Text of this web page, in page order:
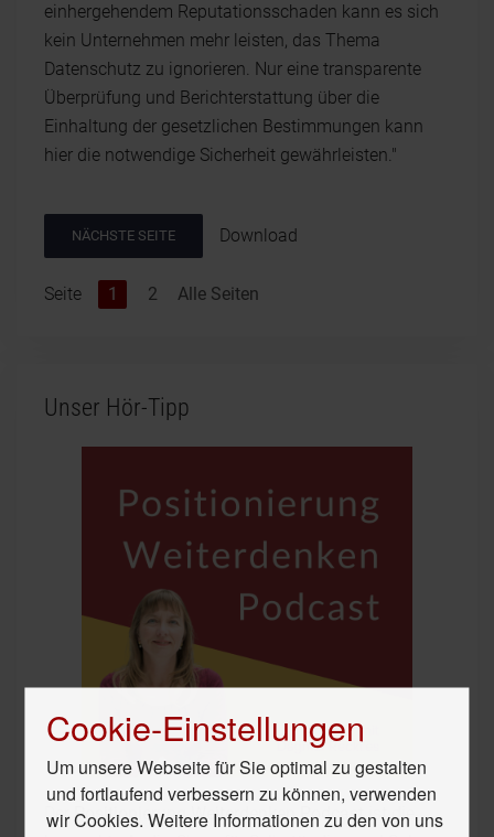
einhergehendem Reputationsschaden kann es sich
kein Unternehmen mehr leisten, das Thema
Datenschutz zu ignorieren. Nur eine transparente
Überprüfung und Berichterstattung über die
Einhaltung der gesetzlichen Bestimmungen kann
hier die notwendige Sicherheit gewährleisten."
NÄCHSTE SEITE Download
Seite 1 2 Alle Seiten
Unser Hör-Tipp
Der Positionierung Weiterdenken Podcastist die
Cookie-Einstellungen
Um unsere Webseite für Sie optimal zu gestalten
und fortlaufend verbessern zu können, verwenden
wir Cookies. Weitere Informationen zu den von uns